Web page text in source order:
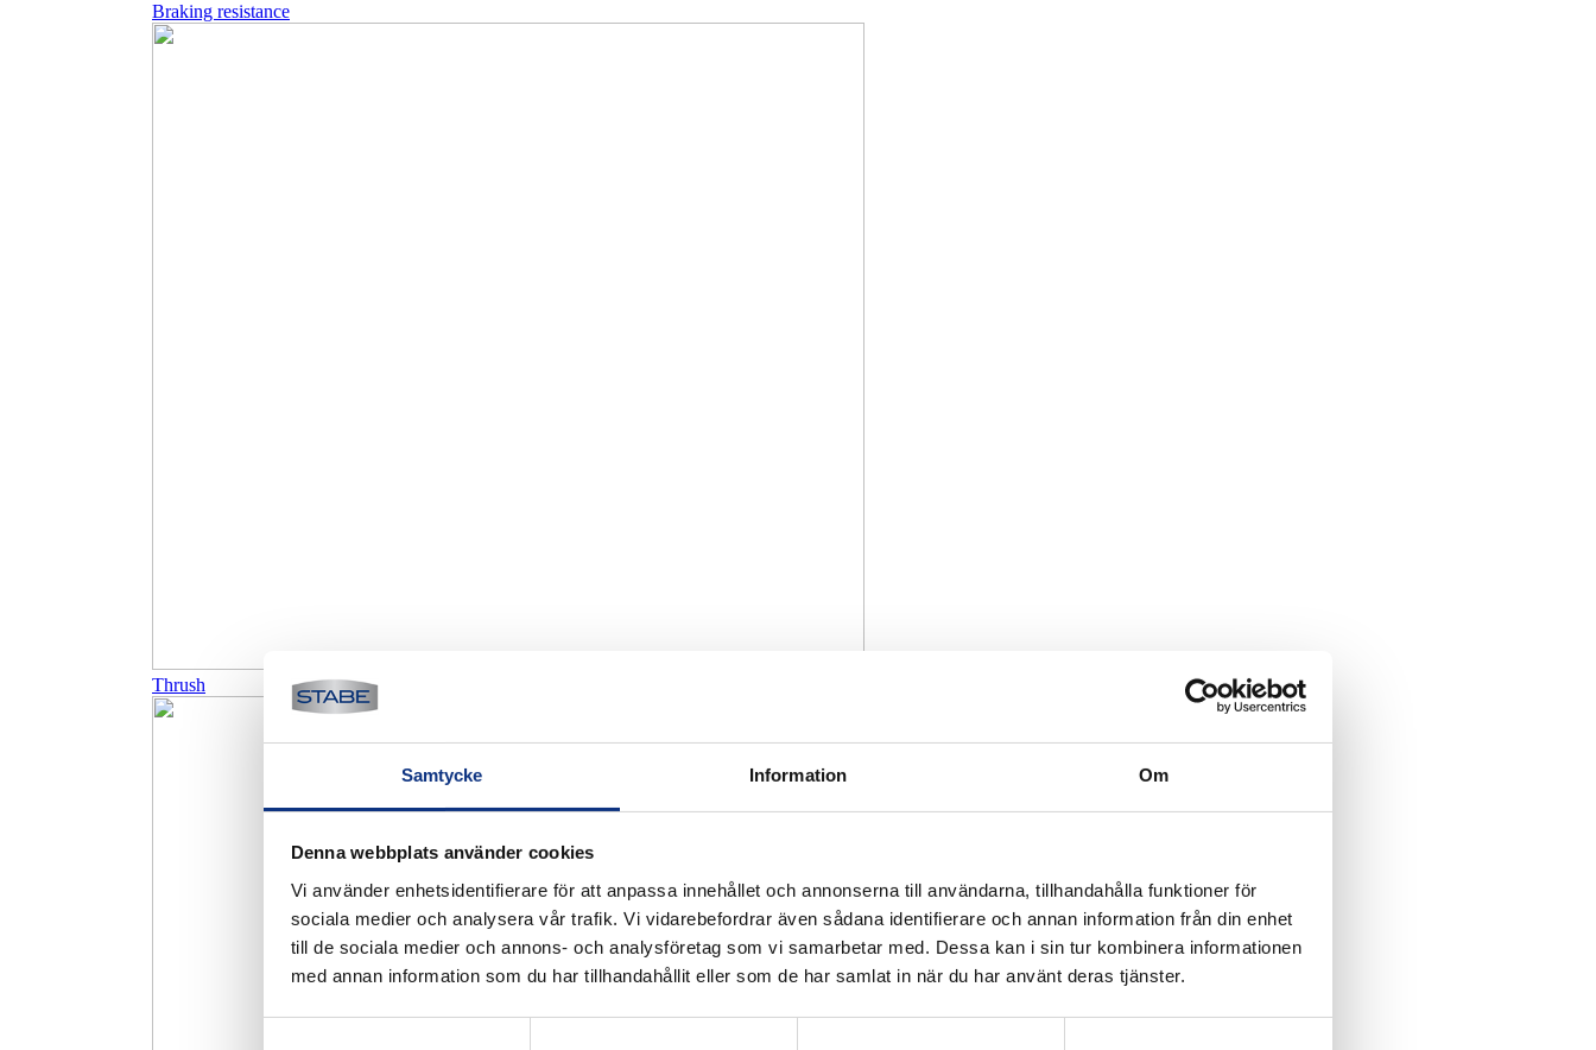
Samtycke Information Om
Denna webbplats använder cookies
Vi använder enhetsidentifierare för att anpassa innehållet och annonserna till användarna, tillhandahålla funktioner för
sociala medier och analysera vår trafik. Vi vidarebefordrar även sådana identifierare och annan information från din enhet
till de sociala medier och annons- och analysföretag som vi samarbetar med. Dessa kan i sin tur kombinera informationen
med annan information som du har tillhandahållit eller som de har samlat in när du har använt deras tjänster.
Braking resistance
Thrush